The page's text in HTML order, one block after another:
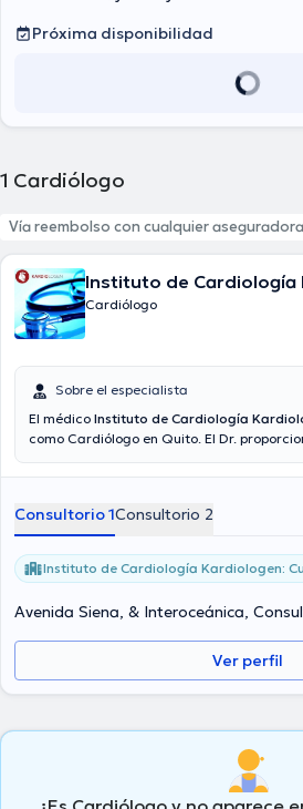
Próxima disponibilidad
1 Cardiólogo
Vía reembolso con cualquier aseguradora
Instituto de Cardiología
Cardiólogo
Sobre el especialista
El médico Instituto de Cardiología
como Cardiólogo en Quito. El Dr.
Medicina Prepagada. Algunos de los
Evaluación y seguimiento trasplante de
Consultorio 1Consultorio 2
Instituto de Cardiología Kardiologen:
Avenida Siena, & Interoceánica,
Ver perfil